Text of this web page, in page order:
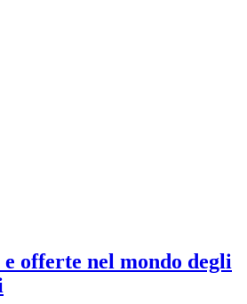
e offerte nel mondo degli